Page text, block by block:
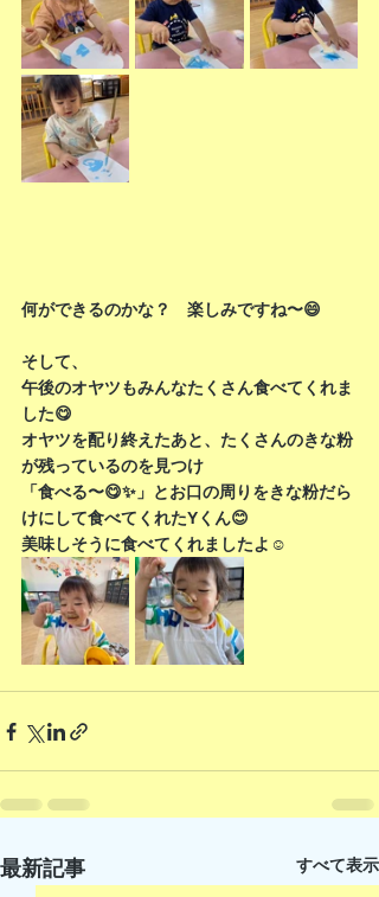
何ができるのかな？　楽しみですね〜😄
そして、
午後のオヤツもみんなたくさん食べてくれま
した😋
オヤツを配り終えたあと、たくさんのきな粉
が残っているのを見つけ
「食べる〜😋✨」とお口の周りをきな粉だら
けにして食べてくれたYくん😊
美味しそうに食べてくれましたよ☺️
最新記事 すべて表示